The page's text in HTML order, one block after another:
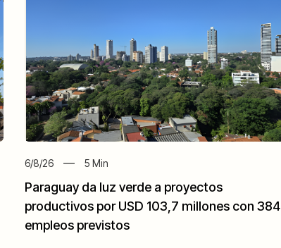
6/8/26 5 Min
Paraguay da luz verde a proyectos
productivos por USD 103,7 millones con 384
empleos previstos